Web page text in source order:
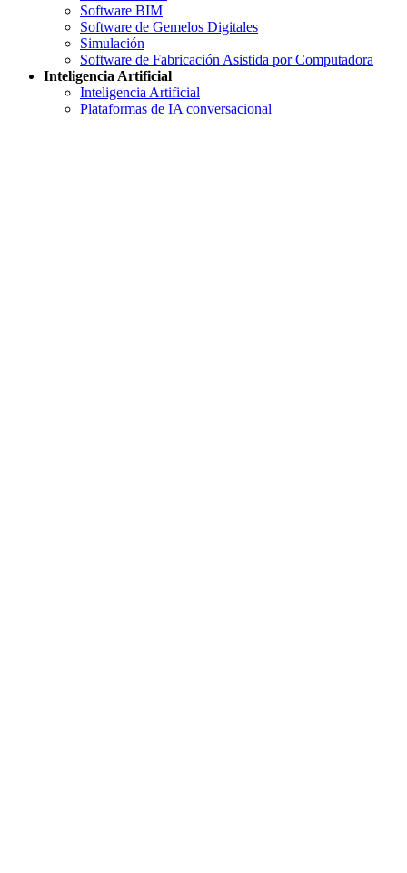
Software BIM
Software de Gemelos Digitales
Simulación
Software de Fabricación Asistida por Computadora
Inteligencia Artificial
Inteligencia Artificial
Plataformas de IA conversacional